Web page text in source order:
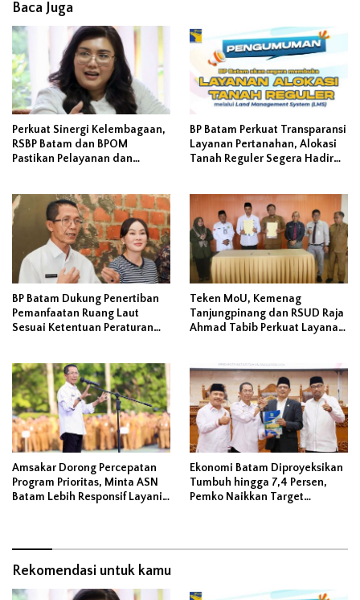
Baca Juga
Perkuat Sinergi Kelembagaan,
RSBP Batam dan BPOM
Pastikan Pelayanan dan
BP Batam Perkuat Transparansi
Layanan Pertanahan, Alokasi
Tanah Reguler Segera Hadir
BP Batam Dukung Penertiban
Pemanfaatan Ruang Laut
Sesuai Ketentuan Peraturan
Teken MoU, Kemenag
Tanjungpinang dan RSUD Raja
Ahmad Tabib Perkuat Layanan
Amsakar Dorong Percepatan
Program Prioritas, Minta ASN
Batam Lebih Responsif Layani
Ekonomi Batam Diproyeksikan
Tumbuh hingga 7,4 Persen,
Pemko Naikkan Target
Rekomendasi untuk kamu